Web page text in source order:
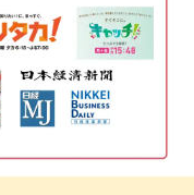
08:40
17:49